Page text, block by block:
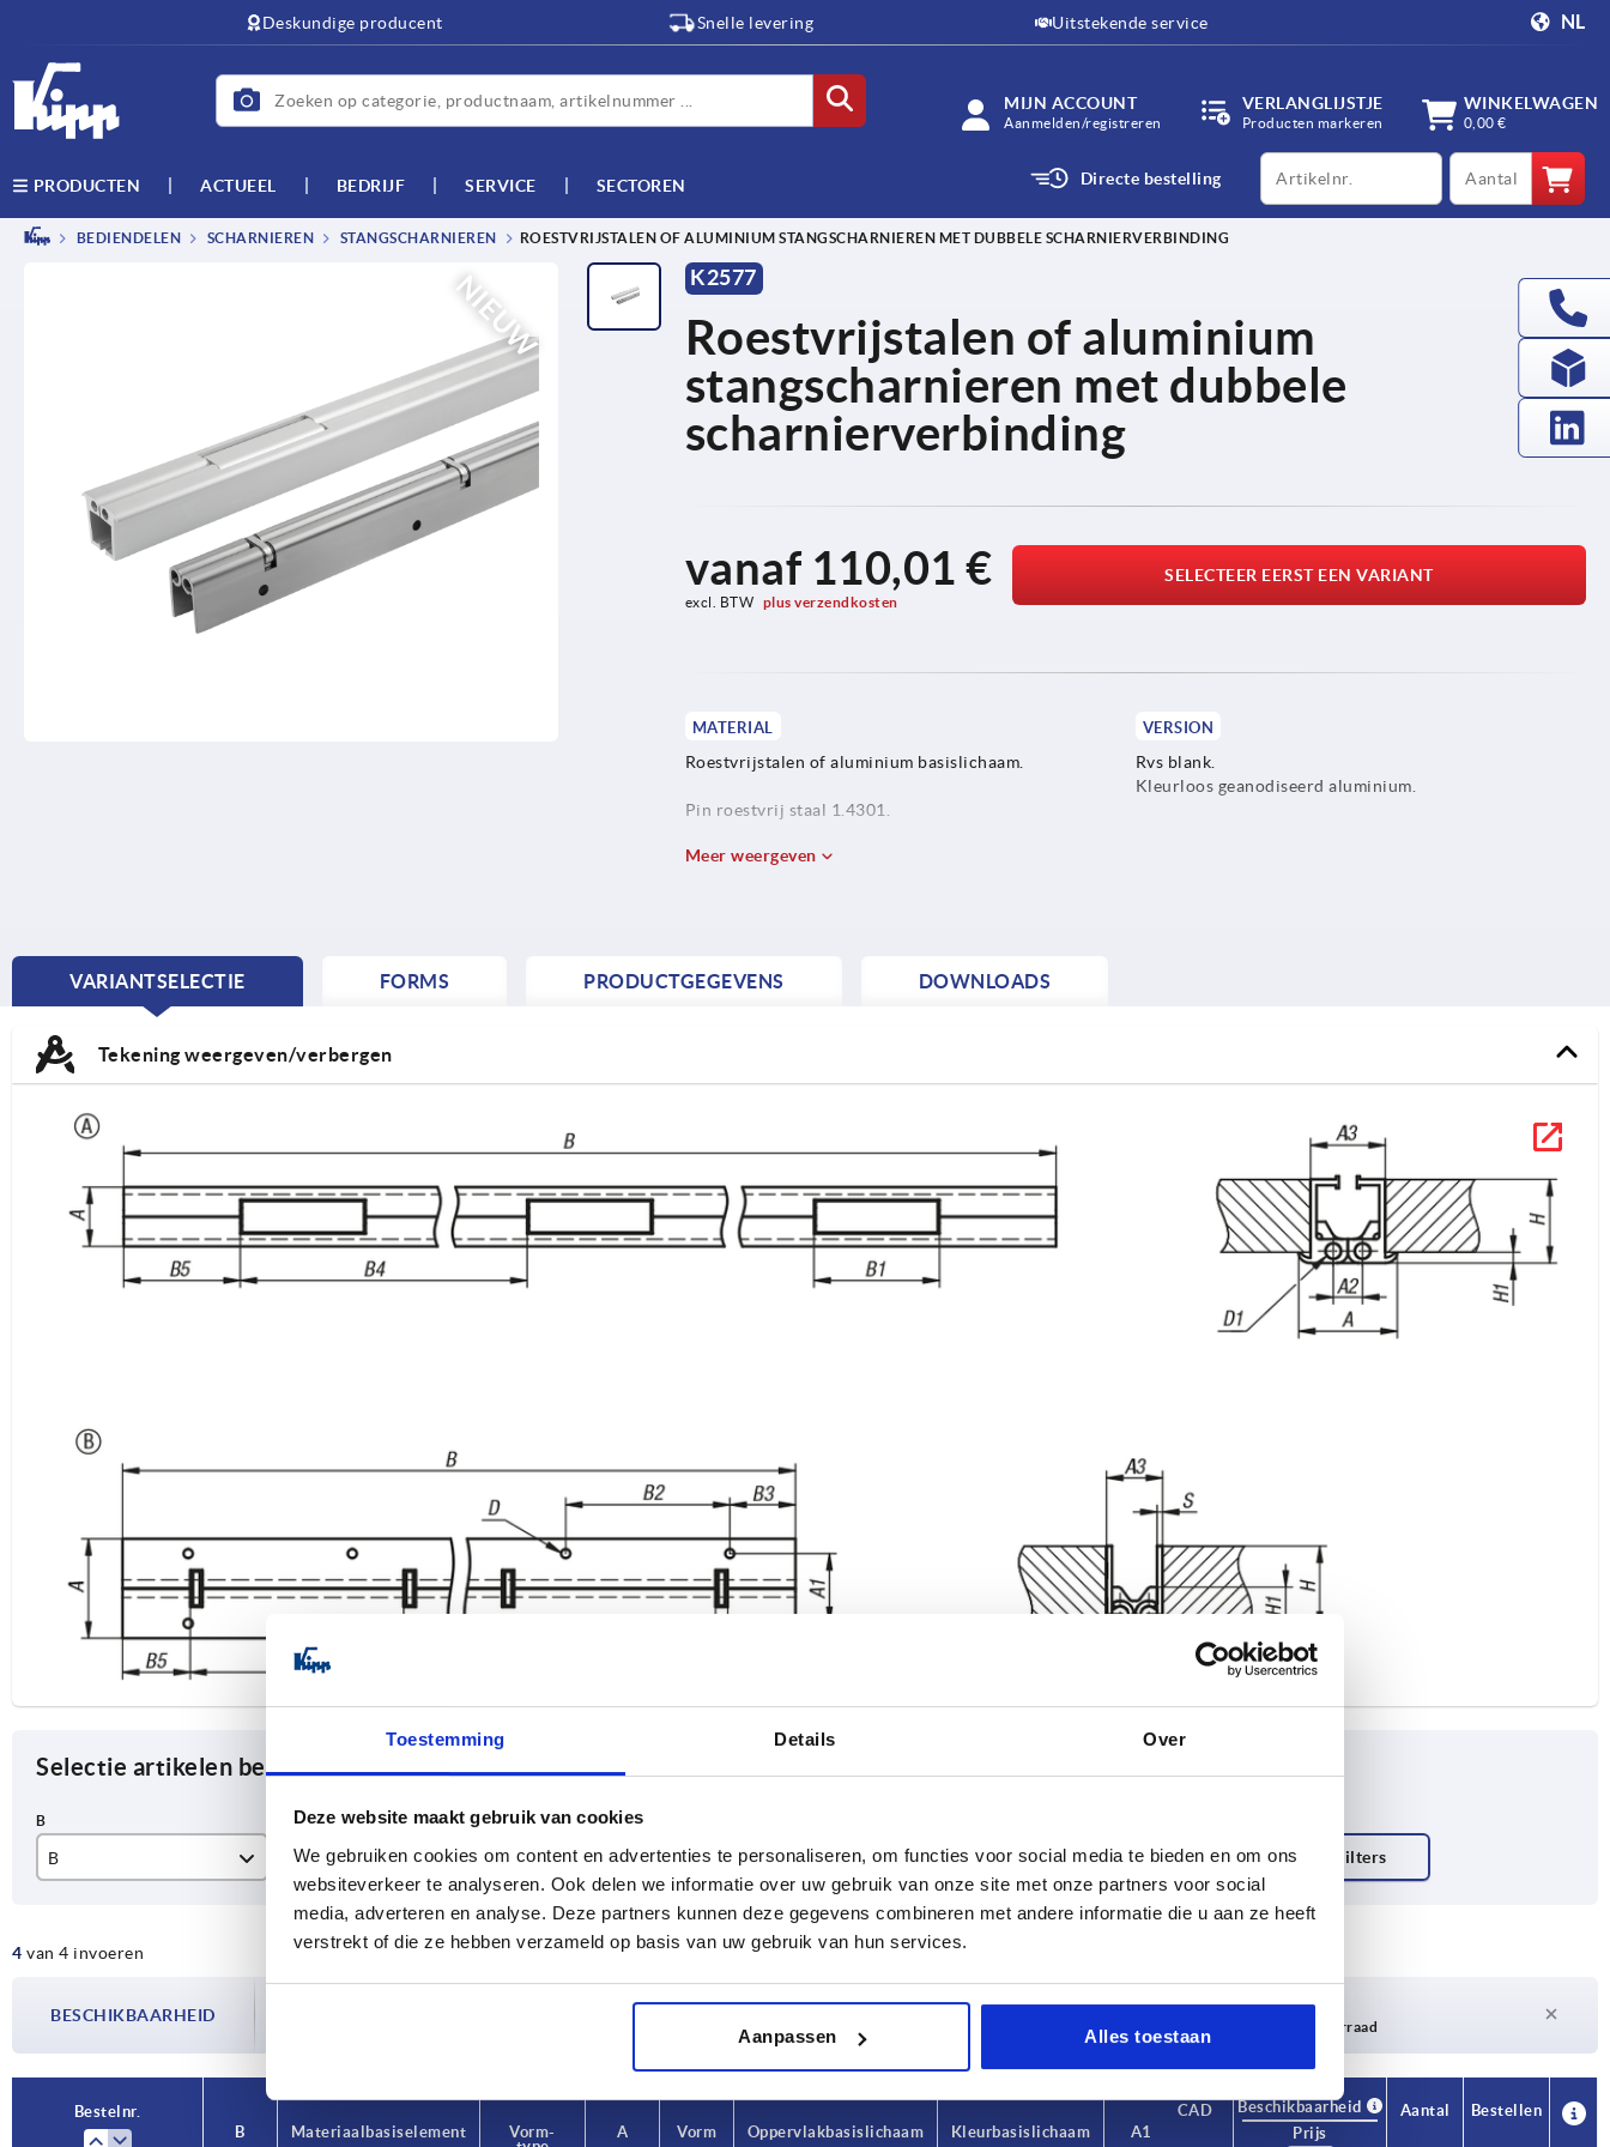
Toestemming Details Over
Deze website maakt gebruik van cookies
We gebruiken cookies om content en advertenties te personaliseren, om functies voor social media te bieden en om ons
websiteverkeer te analyseren. Ook delen we informatie over uw gebruik van onze site met onze partners voor social
media, adverteren en analyse. Deze partners kunnen deze gegevens combineren met andere informatie die u aan ze heeft
verstrekt of die ze hebben verzameld op basis van uw gebruik van hun services.
Aanpassen Alles toestaan
Deskundige producent Snelle levering Uitstekende service NL
MIJN ACCOUNT
Aanmelden/registreren
VERLANGLIJSTJE
Producten markeren
WINKELWAGEN
0,00 €
PRODUCTEN ACTUEEL BEDRIJF SERVICE SECTOREN Directe bestelling
productCode qty
BEDIENDELEN SCHARNIEREN STANGSCHARNIEREN ROESTVRIJSTALEN OF ALUMINIUM STANGSCHARNIEREN MET DUBBELE SCHARNIERVERBINDING
NIEUW K2577
Roestvrijstalen of aluminium
stangscharnieren met dubbele
scharnierverbinding
vanaf 110,01 €
excl. BTW plus verzendkosten
SELECTEER EERST EEN VARIANT
MATERIAL
Roestvrijstalen of aluminium basislichaam.
Pin roestvrij staal 1.4301.
VERSION
Rvs blank.
Kleurloos geanodiseerd aluminium.
Meer weergeven
VARIANTSELECTIE
CURRENT
FORMS PRODUCTGEGEVENS DOWNLOADS
Tekening weergeven/verbergen
Selectie artikelen begrenzen
B
2000
2500
Materiaal basiselement
aluminium
rvs A2
Vorm-type
geboord
ongeboord
A
33
60,5
Vorm
A
4 van 4 invoeren TABEL VERGROTEN
BESCHIKBAARHEID
1-3 dagen
Levertijd op aanvraag
Momenteel niet op voorraad
Bestelnr.
B
Materiaal basiselement
Vorm-
A Vorm Oppervlak basislichaam Kleur basislichaam A1 A3 B4
CAD
Beschikbaarheid
Prijs
Aantal Bestellen
Bestelnr.
B
Materiaal basiselement
Vorm-
A Vorm Oppervlak basislichaam Kleur basislichaam A1 A3 B4
CAD
Beschikbaarheid
Prijs
Aantal Bestellen